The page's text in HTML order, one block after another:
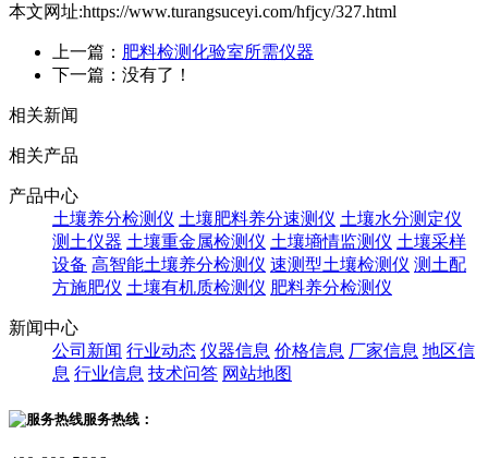
本文网址:https://www.turangsuceyi.com/hfjcy/327.html
上一篇： 肥料检测化验室所需仪器
下一篇：没有了！
相关新闻
相关产品
产品中心
土壤养分检测仪 土壤肥料养分速测仪 土壤水分测定仪
测土仪器 土壤重金属检测仪 土壤墒情监测仪 土壤采样
设备 高智能土壤养分检测仪 速测型土壤检测仪 测土配
方施肥仪 土壤有机质检测仪 肥料养分检测仪
新闻中心
公司新闻 行业动态 仪器信息 价格信息 厂家信息 地区信
息 行业信息 技术问答 网站地图
服务热线：